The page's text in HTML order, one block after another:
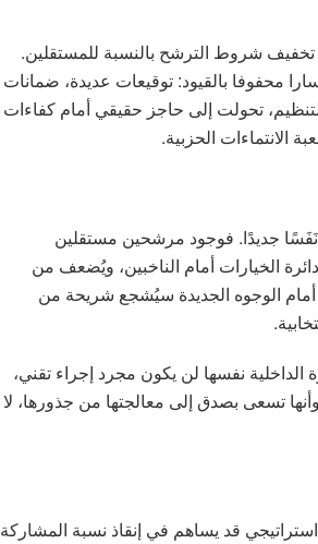
تخفيف شروط الترشح بالنسبة للمستقلين.
محفوفا بالقيود: توقيعات عديدة، ضمانات
تحولت إلى حاجز حقيقي أمام كفاءات
الحزبية.
جديدًا. فوجود مرشحين مستقلين
الخيارات أمام الناخبين، ويُضعف من
أمام الوجوه الجديدة سيُشجع شريحة من
نفسها لن يكون مجرد إجراء تقني،
تسعى بصدق إلى معالجتها من جذورها، لا
قد يساهم في إنقاذ نسبة المشاركة